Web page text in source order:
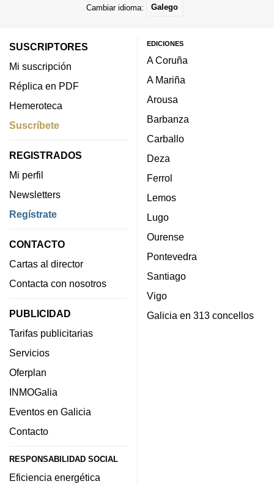
Cambiar idioma: Galego
SUSCRIPTORES
Mi suscripción
Réplica en PDF
Hemeroteca
Suscríbete
REGISTRADOS
Mi perfil
Newsletters
Regístrate
CONTACTO
Cartas al director
Contacta con nosotros
PUBLICIDAD
Tarifas publicitarias
Servicios
Oferplan
INMOGalia
Eventos en Galicia
Contacto
RESPONSABILIDAD SOCIAL
Eficiencia energética
EDICIONES
A Coruña
A Mariña
Arousa
Barbanza
Carballo
Deza
Ferrol
Lemos
Lugo
Ourense
Pontevedra
Santiago
Vigo
Galicia en 313 concellos